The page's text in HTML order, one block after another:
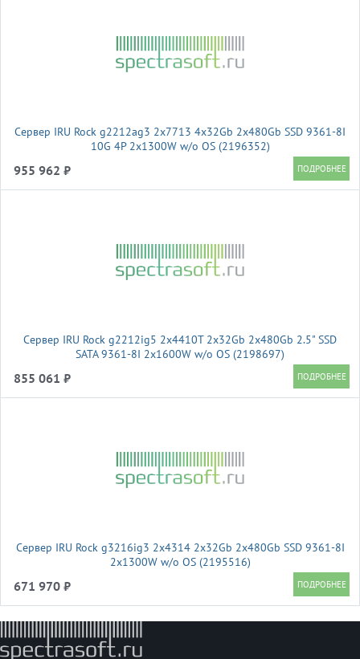
Сервер IRU Rock g2212ag3 2x7713 4x32Gb 2x480Gb SSD 9361-8I
10G 4P 2x1300W w/o OS (2196352)
955 962 ₽
Сервер IRU Rock g2212ig5 2x4410T 2x32Gb 2x480Gb 2.5" SSD
SATA 9361-8I 2x1600W w/o OS (2198697)
855 061 ₽
Сервер IRU Rock g3216ig3 2x4314 2x32Gb 2x480Gb SSD 9361-8I
2x1300W w/o OS (2195516)
671 970 ₽